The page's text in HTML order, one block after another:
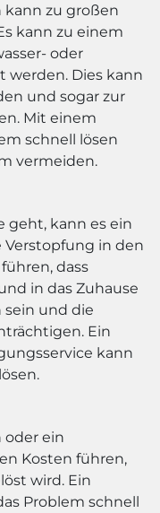
kann zu großen
kann zu einem
oder
werden. Dies kann
und sogar zur
Mit einem
schnell lösen
vermeiden.
geht, kann es ein
Verstopfung in den
dass
in das Zuhause
sein und die
Ein
kann
oder ein
Kosten führen,
wird. Ein
Problem schnell